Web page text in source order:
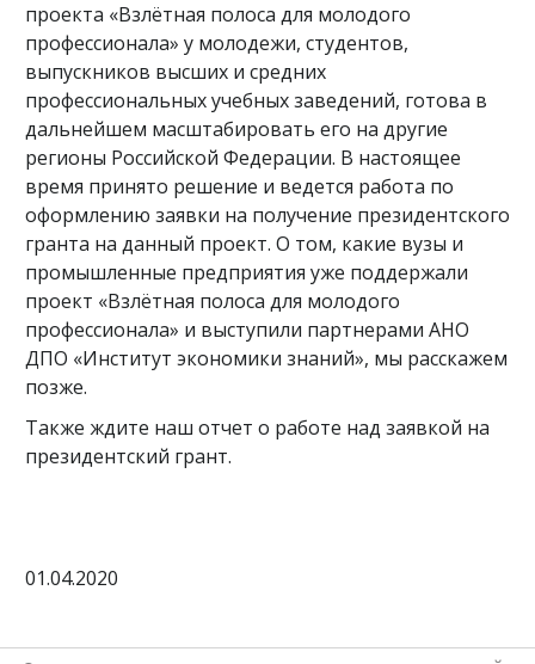
проекта «Взлётная полоса для молодого
профессионала» у молодежи, студентов,
выпускников высших и средних
профессиональных учебных заведений, готова в
дальнейшем масштабировать его на другие
регионы Российской Федерации. В настоящее
время принято решение и ведется работа по
оформлению заявки на получение президентского
гранта на данный проект. О том, какие вузы и
промышленные предприятия уже поддержали
проект «Взлётная полоса для молодого
профессионала» и выступили партнерами АНО
ДПО «Институт экономики знаний», мы расскажем
позже.
Также ждите наш отчет о работе над заявкой на
президентский грант.
01.04.2020